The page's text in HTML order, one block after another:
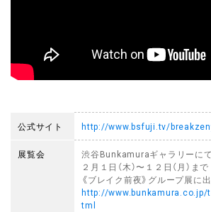
公式サイト http://www.bsfuji.tv/
展覧会
渋谷Bunkamuraギャラリーにて
２月１日（木）〜１２日（月）まで
《ブレイク前夜》グループ展に
http://
tml